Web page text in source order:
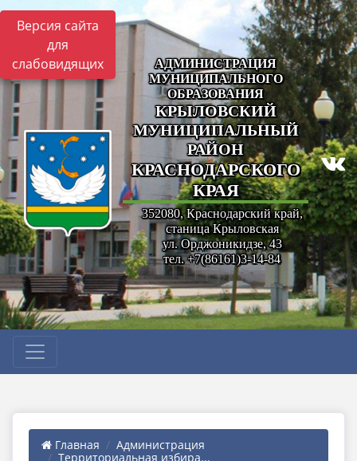
Версия сайта
для
слабовидящих
АДМИНИСТРАЦИЯ
МУНИЦИПАЛЬНОГО
ОБРАЗОВАНИЯ
КРЫЛОВСКИЙ
МУНИЦИПАЛЬНЫЙ
РАЙОН
КРАСНОДАРСКОГО
КРАЯ
352080, Краснодарский край,
станица Крыловская
ул. Орджоникидзе, 43
тел. +7(86161)3-14-84
Главная
Администрация
Территориальная избира...